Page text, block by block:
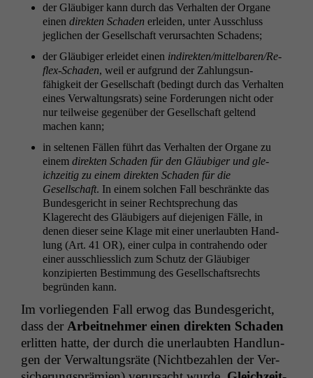
der Gläu­biger kann durch das Ver­hal­ten der Organe
einen direk­ten Schaden erlei­den, unter Auss­chluss
jeglichen der Gesellschaft verur­sacht­en Schadens;
der Gläu­biger erlei­det einen indi­rek­ten/mit­tel­baren/Re­
flex-Schaden, weil er auf­grund der Zahlung­sun­
fähigkeit der Gesellschaft (bed­ingt durch das Ver­hal­ten
eines Ver­wal­tungsrats) seine Forderun­gen nicht oder
nur teil­weise gegenüber der Gesellschaft gel­tend
machen kann;
in sel­te­nen Fällen führt das Ver­hal­ten der Organe zu
einem direk­ten Schaden für den Gläu­biger und gle­
ichzeit­ig zu einem direk­ten Schaden für die
Gesellschaft. In einem solchen Fall beschränk­te das
Bun­des­gericht in sein­er Recht­sprechung das
Klagerecht des Gläu­bigers auf diejeni­gen Fälle, in
denen dieser seine Klage mit ein­er uner­laubten Hand­
lung (Art. 41 OR), ein­er cul­pa in con­tra­hen­do oder
ein­er auss­chliesslich zum Schutz der Gläu­biger
konzip­ierten Bes­tim­mung des Gesellschaft­srechts
begrün­den kann.
Im vor­liegen­den Fall erwog das Bun­des­gericht,
dass der Arbeit­nehmer einen direk­ten Schaden
erlit­ten hat­te, der durch die uner­laubten Hand­lun­
gen der Ver­wal­tungsräte (Nicht­bezahlen der Ver­